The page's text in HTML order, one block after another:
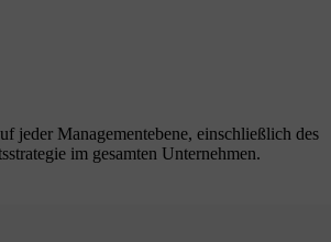
jeder Managementebene, einschließlich des
im gesamten Unternehmen.